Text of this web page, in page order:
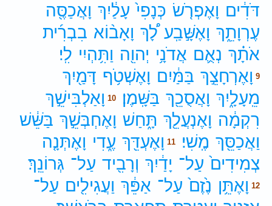
דֹּדִ֔ים וָאֶפְרֹ֤שׂ כְּנָפִי֙ עָלַ֔יִךְ וָאֲכַסֶּ֖ה
עֶרְוָתֵ֑ךְ וָאֶשָּׁ֣בַֽע לָ֠ךְ וָאָב֨וֹא בִבְרִ֜ית
אֹתָ֗ךְ נְאֻ֛ם אֲדֹנָ֥י יְהוִ֖ה וַתִּ֥הְיִי לִֽי׃
9 וָאֶרְחָצֵ֣ךְ בַּמַּ֔יִם וָאֶשְׁטֹ֥ף דָּמַ֖יִךְ
מֵֽעָלָ֑יִךְ וָאֲסֻכֵ֖ךְ בַּשָּֽׁמֶן׃ 10 וָאַלְבִּישֵׁ֣ךְ
רִקְמָ֔ה וָאֶנְעֲלֵ֖ךְ תָּ֑חַשׁ וָאֶחְבְּשֵׁ֣ךְ בַּשֵּׁ֔שׁ
וַאֲכַסֵּ֖ךְ מֶֽשִׁי׃ 11 וָאֶעְדֵּ֖ךְ עֶ֑דִי וָאֶתְּנָ֤ה
צְמִידִים֙ עַל־ יָדַ֔יִךְ וְרָבִ֖יד עַל־ גְּרוֹנֵֽךְ׃
12 וָאֶתֵּ֥ן נֶ֙זֶם֙ עַל־ אַפֵּ֔ךְ וַעֲגִילִ֖ים עַל־